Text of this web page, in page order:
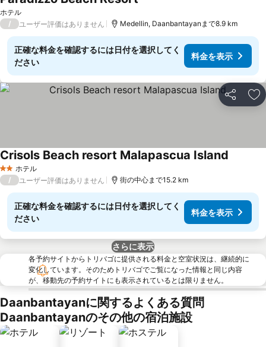
ホテル
/ ユーザー評価はありません Medellin, Daanbantayanまで8.9 km
正確な料金を確認するには日付を選択してく
ださい
料金を表示
シェア お
2 ホテルのランク
ホテル
Crisols Beach resort Malapascua Island
/ ユーザー評価はありません 街の中心まで15.2 km
正確な料金を確認するには日付を選択してく
ださい
料金を表示
さらに表示
各予約サイトからトリバゴに提供される料金と空室状況は、継続的に
変化しています。そのためトリバゴでご覧になった情報と同じ内容
が、移動先の予約サイトにも表示されているとは限りません。
Daanbantayanに関するよくある質問
Daanbantayanのその他の宿泊施設